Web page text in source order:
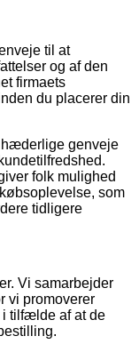
til at
og af den
firmaets
du placerer din
hæderlige genveje
folk mulighed
som
tidligere
Vi samarbejder
vi promoverer
i tilfælde af at de